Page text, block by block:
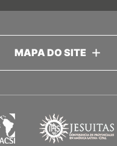
MAPA DO SITE